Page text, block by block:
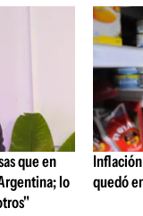
que en
lo
quedó